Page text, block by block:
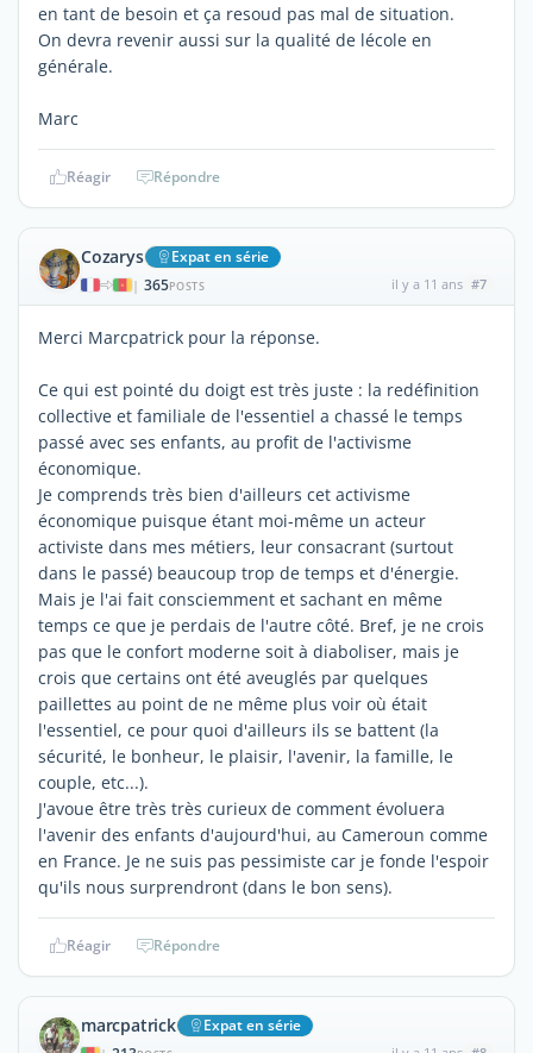
en tant de besoin et ça resoud pas mal de situation.
On devra revenir aussi sur la qualité de lécole en
générale.
Marc
Réagir Répondre
Cozarys Expat en série
| 365POSTS il y a 11 ans #7
Merci Marcpatrick pour la réponse.
Ce qui est pointé du doigt est très juste : la redéfinition
collective et familiale de l'essentiel a chassé le temps
passé avec ses enfants, au profit de l'activisme
économique.
Je comprends très bien d'ailleurs cet activisme
économique puisque étant moi-même un acteur
activiste dans mes métiers, leur consacrant (surtout
dans le passé) beaucoup trop de temps et d'énergie.
Mais je l'ai fait consciemment et sachant en même
temps ce que je perdais de l'autre côté. Bref, je ne crois
pas que le confort moderne soit à diaboliser, mais je
crois que certains ont été aveuglés par quelques
paillettes au point de ne même plus voir où était
l'essentiel, ce pour quoi d'ailleurs ils se battent (la
sécurité, le bonheur, le plaisir, l'avenir, la famille, le
couple, etc...).
J'avoue être très très curieux de comment évoluera
l'avenir des enfants d'aujourd'hui, au Cameroun comme
en France. Je ne suis pas pessimiste car je fonde l'espoir
qu'ils nous surprendront (dans le bon sens).
Réagir Répondre
marcpatrick Expat en série